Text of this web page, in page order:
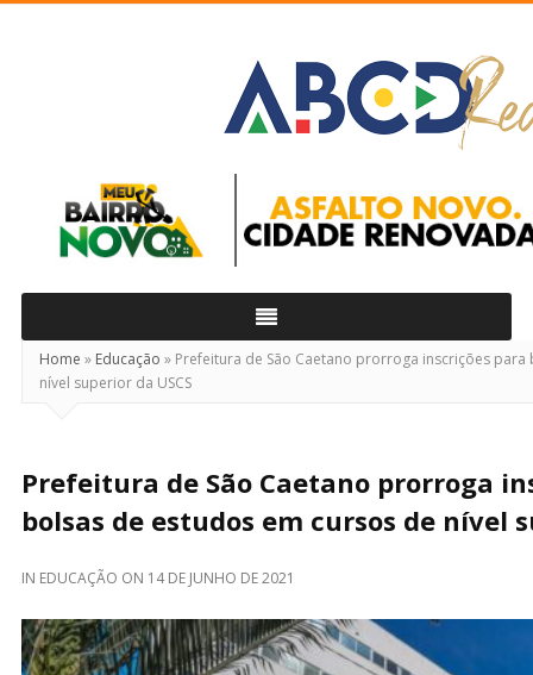
Real
Home » Educação » Prefeitura de São Caetano prorroga inscrições
nível superior da USCS
Prefeitura de São Caetano prorroga
bolsas de estudos em cursos de nível
IN EDUCAÇÃO ON 14 DE JUNHO DE 2021